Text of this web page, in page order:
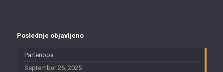
Poslednje objavljeno
Partenopa
September 26, 2025